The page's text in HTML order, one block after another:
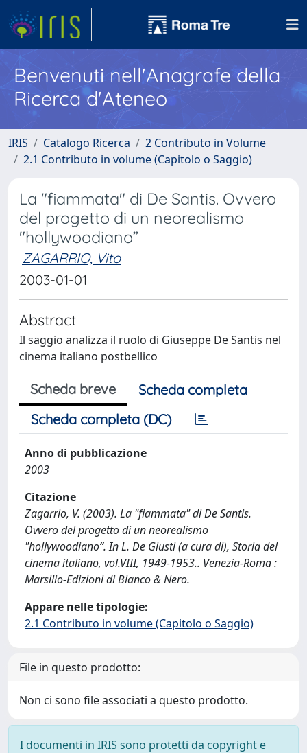
Benvenuti nell'Anagrafe della
Ricerca d'Ateneo
IRIS Catalogo Ricerca
2 Contributo in Volume
2.1 Contributo in volume (Capitolo o Saggio)
La "fiammata" di De Santis. Ovvero
del progetto di un neorealismo
"hollywoodiano”
ZAGARRIO, Vito
2003-01-01
Abstract
Il saggio analizza il ruolo di Giuseppe De Santis nel
cinema italiano postbellico
Scheda breve
Scheda completa
Scheda completa (DC)
Anno di pubblicazione
2003
Citazione
Zagarrio, V. (2003). La "fiammata" di De Santis.
Ovvero del progetto di un neorealismo
"hollywoodiano”. In L. De Giusti (a cura di), Storia del
cinema italiano, vol.VIII, 1949-1953.. Venezia-Roma :
Marsilio-Edizioni di Bianco & Nero.
Appare nelle tipologie:
2.1 Contributo in volume (Capitolo o Saggio)
File in questo prodotto:
Non ci sono file associati a questo prodotto.
I documenti in IRIS sono protetti da copyright e